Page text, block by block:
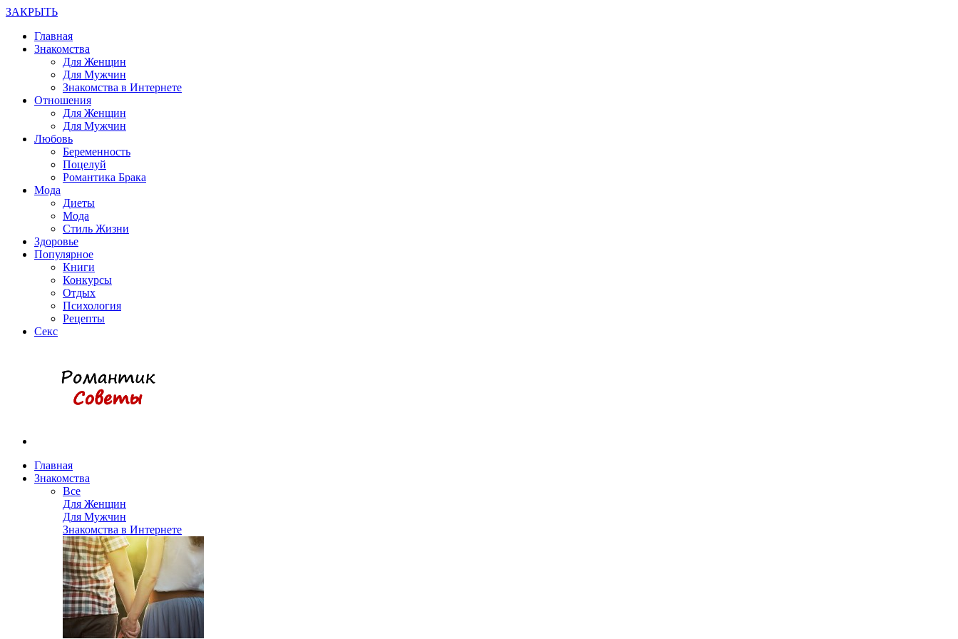
ЗАКРЫТЬ
Главная
Знакомства
Для Женщин
Для Мужчин
Знакомства в Интернете
Отношения
Для Женщин
Для Мужчин
Любовь
Беременность
Поцелуй
Романтика Брака
Мода
Диеты
Мода
Стиль Жизни
Здоровье
Популярное
Книги
Конкурсы
Отдых
Психология
Рецепты
Секс
Главная
Знакомства
Все
Для Женщин
Для Мужчин
Знакомства в Интернете